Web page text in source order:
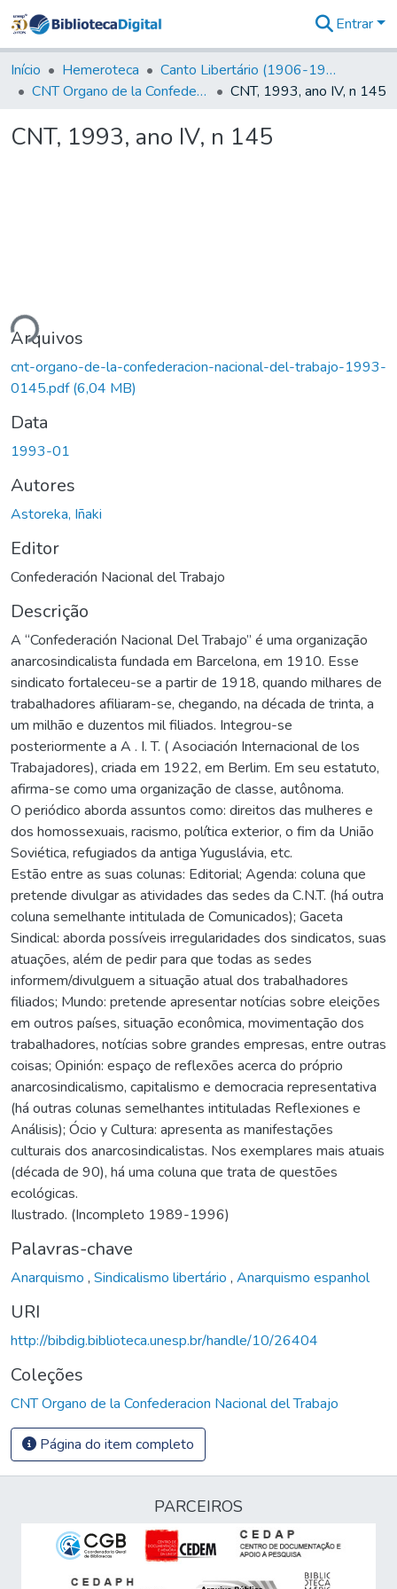
&
Coleções
Tudo na
Digital
Entrar
Início Hemeroteca
Canto Libertário (1906-1995)
CNT Organo de la Confederacion Nacional del Trabajo
CNT, 1993, ano IV, n 145
CNT, 1993, ano IV, n 145
Arquivos
cnt-organo-de-la-confederacion-nacional-del-trabajo-1993-
0145.pdf(6,04 MB)
Data
1993-01
Autores
Astoreka, Iñaki
Editor
Confederación Nacional del Trabajo
Descrição
A “Confederación Nacional Del Trabajo” é uma organização
anarcosindicalista fundada em Barcelona, em 1910. Esse
sindicato fortaleceu-se a partir de 1918, quando milhares de
trabalhadores afiliaram-se, chegando, na década de trinta, a
um milhão e duzentos mil filiados. Integrou-se
posteriormente a A . I. T. ( Asociación Internacional de los
Trabajadores), criada em 1922, em Berlim. Em seu estatuto,
afirma-se como uma organização de classe, autônoma.
O periódico aborda assuntos como: direitos das mulheres e
dos homossexuais, racismo, política exterior, o fim da União
Soviética, refugiados da antiga Yuguslávia, etc.
Estão entre as suas colunas: Editorial; Agenda: coluna que
pretende divulgar as atividades das sedes da C.N.T. (há outra
coluna semelhante intitulada de Comunicados); Gaceta
Sindical: aborda possíveis irregularidades dos sindicatos, suas
atuações, além de pedir para que todas as sedes
informem/divulguem a situação atual dos trabalhadores
filiados; Mundo: pretende apresentar notícias sobre eleições
em outros países, situação econômica, movimentação dos
trabalhadores, notícias sobre grandes empresas, entre outras
coisas; Opinión: espaço de reflexões acerca do próprio
anarcosindicalismo, capitalismo e democracia representativa
(há outras colunas semelhantes intituladas Reflexiones e
Análisis); Ócio y Cultura: apresenta as manifestações
culturais dos anarcosindicalistas. Nos exemplares mais atuais
(década de 90), há uma coluna que trata de questões
ecológicas.
Ilustrado. (Incompleto 1989-1996)
Palavras-chave
Anarquismo , Sindicalismo libertário , Anarquismo espanhol
URI
http://bibdig.biblioteca.unesp.br/handle/10/26404
Coleções
CNT Organo de la Confederacion Nacional del Trabajo
Página do item completo
PARCEIROS